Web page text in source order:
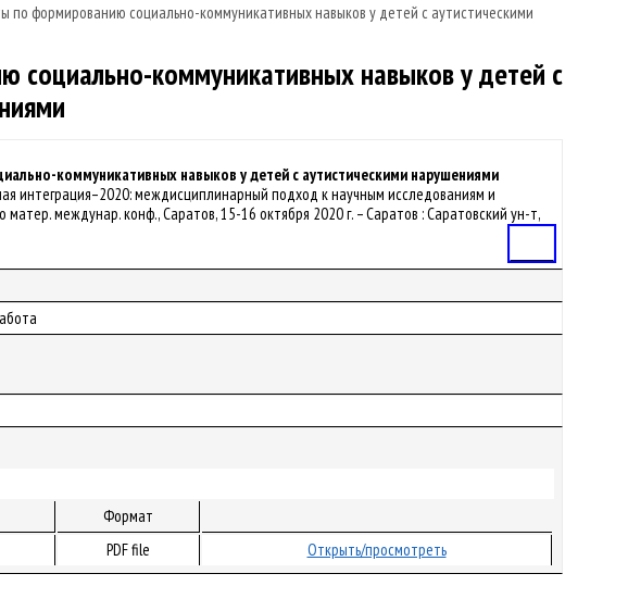
по формированию социально-коммуникативных навыков у детей с аутистическими
социально-коммуникативных навыков у детей с
коммуникативных навыков у детей с аутистическими нарушениями
интеграция–2020: междисциплинарный подход к научным исследованиям и
междунар. конф., Саратов, 15-16 октября 2020 г. – Саратов : Саратовский ун-т,
Формат
PDF file Открыть/просмотреть